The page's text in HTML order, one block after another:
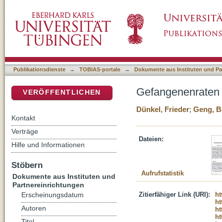
Publikationsdienste → TOBIAS-portale → Dokumente aus Instituten und
Dünkel, Frieder; Geng,
Dateien:
Aufrufstatistik
Zitierfähiger Link (URI):
VERÖFFENTLICHEN
Kontakt
Verträge
Hilfe und Informationen
Stöbern
Dokumente aus Instituten und
Partnereinrichtungen
Erscheinungsdatum
Autoren